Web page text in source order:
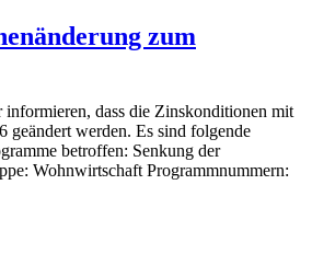
zum
informieren, dass die Zinskonditionen mit
geändert werden. Es sind folgende
betroffen: Senkung der
Wohnwirtschaft Programmnummern: